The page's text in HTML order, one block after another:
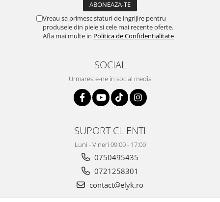
Vreau sa primesc sfaturi de ingrijire pentru
produsele din piele si cele mai recente oferte.
Afla mai multe in Politica de Confidentialitate
SOCIAL
Urmareste-ne in social media
SUPORT CLIENTI
Luni - Vineri 09:00 - 17:00
0750495435
0721258301
contact@elyk.ro